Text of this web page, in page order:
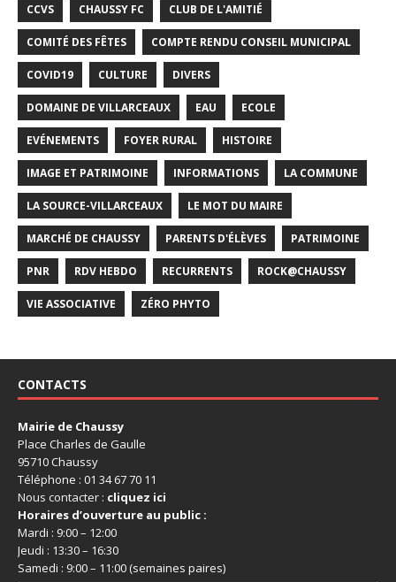
CCVS CHAUSSY FC CLUB DE L'AMITIÉ
COMITÉ DES FÊTES COMPTE RENDU CONSEIL MUNICIPAL
COVID19 CULTURE DIVERS
DOMAINE DE VILLARCEAUX EAU ECOLE
EVÉNEMENTS FOYER RURAL HISTOIRE
IMAGE ET PATRIMOINE INFORMATIONS LA COMMUNE
LA SOURCE-VILLARCEAUX LE MOT DU MAIRE
MARCHÉ DE CHAUSSY PARENTS D'ÉLÈVES PATRIMOINE
PNR RDV HEBDO RECURRENTS ROCK@CHAUSSY
VIE ASSOCIATIVE ZÉRO PHYTO
CONTACTS
Mairie de Chaussy
Place Charles de Gaulle
95710 Chaussy
Téléphone : 01 34 67 70 11
Nous contacter : cliquez ici
Horaires d’ouverture au public :
Mardi : 9:00 – 12:00
Jeudi : 13:30 – 16:30
Samedi : 9:00 – 11:00 (semaines paires)